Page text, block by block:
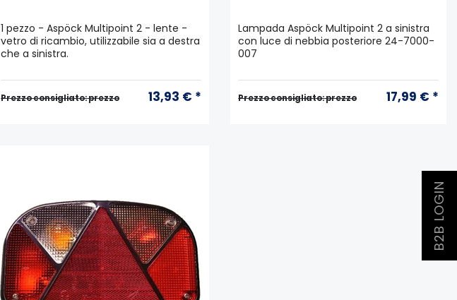
1 pezzo - Aspöck Multipoint 2 - lente -
vetro di ricambio, utilizzabile sia a destra
che a sinistra.
Prezzo consigliato: prezzo 13,93 € *
Lampada Aspöck Multipoint 2 a sinistra
con luce di nebbia posteriore 24-7000-
007
Prezzo consigliato: prezzo 17,99 € *
B2B LOGIN